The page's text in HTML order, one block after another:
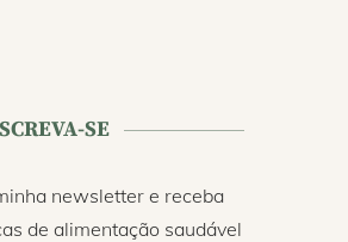
SE
newsletter e receba
de alimentação saudável